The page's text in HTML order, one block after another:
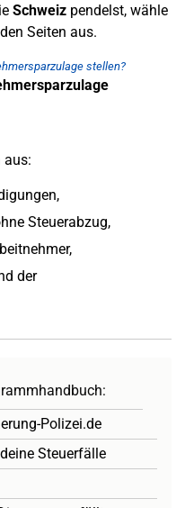
Schweiz pendelst, wähle
Seiten aus.
stellen?
aus:
Steuerabzug,
der
Polizei.de
Steuerfälle